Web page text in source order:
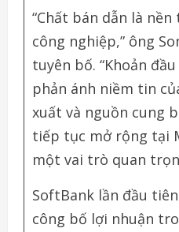
“Chất bán dẫn là
công nghiệp,” ông
tuyên bố. “Khoản
phản ánh niềm tin
xuất và nguồn cung
tiếp tục mở rộng tại
một vai trò quan
SoftBank lần đầu
công bố lợi nhuận